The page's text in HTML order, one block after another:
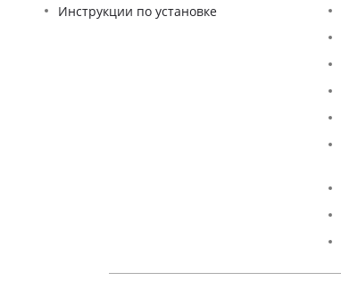
Инструкции по установке